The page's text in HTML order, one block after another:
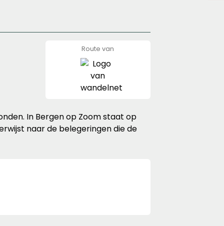
Route van
In Bergen op Zoom staat op
naar de belegeringen die de